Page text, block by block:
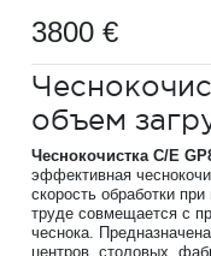
3800 €
объем
Чеснокочистка C/E
эффективная
скорость обработки
труде совмещается с
чеснока.
центров, столовых,